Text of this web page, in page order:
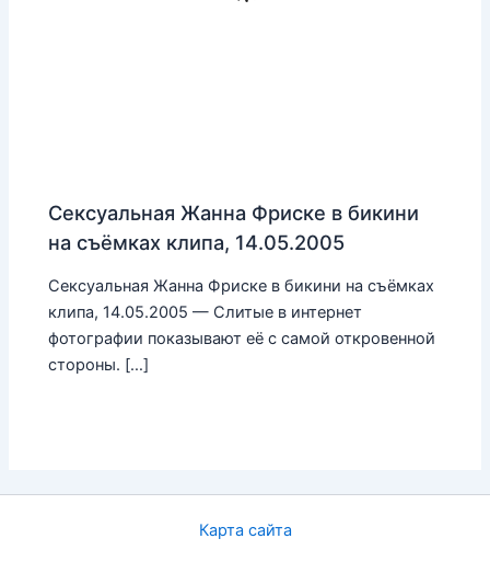
Сексуальная Жанна Фриске в бикини
на съёмках клипа, 14.05.2005
Сексуальная Жанна Фриске в бикини на съёмках
клипа, 14.05.2005 — Слитые в интернет
фотографии показывают её с самой откровенной
стороны. […]
Карта сайта